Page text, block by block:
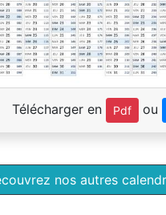
Télécharger en Pdf ou
nos autres